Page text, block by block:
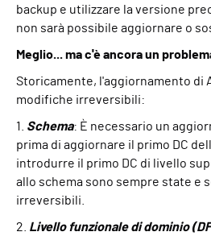
backup e utilizzare la versione
non sarà possibile aggiornare o
Meglio... ma c'è ancora un
Storicamente, l'aggiornamento di
modifiche irreversibili:
1. Schema: È necessario un
prima di aggiornare il primo DC
introdurre il primo DC di livello
allo schema sono sempre state e
irreversibili.
2. Livello funzionale di dominio